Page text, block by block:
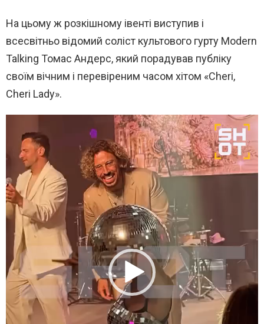
На цьому ж розкішному івенті виступив і
всесвітньо відомий соліст культового гурту Modern
Talking Томас Андерс, який порадував публіку
своїм вічним і перевіреним часом хітом «Cheri,
Cheri Lady».
д
е
о
п
е
р